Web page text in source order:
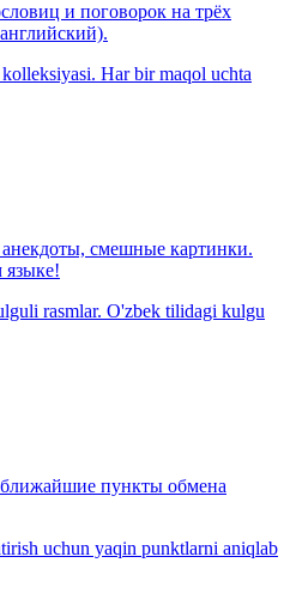
и поговорок на трёх
Har bir maqol uchta
смешные картинки.
языке!
rasmlar. O'zbek tilidagi kulgu
пункты обмена
uchun yaqin punktlarni aniqlab